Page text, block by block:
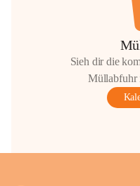
Sieh dir die
Müllabfuhr